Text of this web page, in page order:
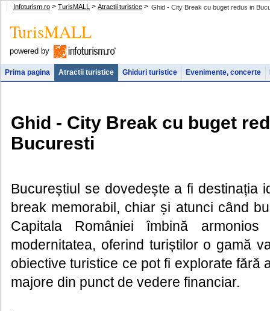
Ghid - City Break cu buget redus in
Infoturism.ro > TurisMALL > Atractii turistice >
TurisMALL
powered by
Prima pagina Atractii turistice Ghiduri turistice Evenimente, concerte
Ghid - City Break cu buget
Bucuresti
Bucureștiul se dovedește a fi destinația
break memorabil, chiar și atunci când
Capitala României îmbină
modernitatea, oferind turiștilor o gamă
obiective turistice ce pot fi explorate fără
majore din punct de vedere financiar.